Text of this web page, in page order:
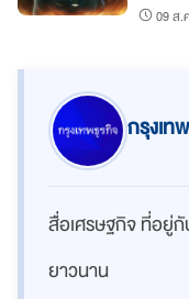
09 ส.
กรุงเท
สื่อเศรษฐกิจ ที่อยู่กั
ยาวนาน